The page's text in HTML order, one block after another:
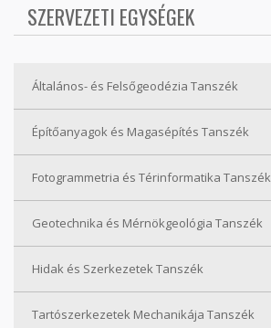
SZERVEZETI EGYSÉGEK
Általános- és Felsőgeodézia Tanszék
Építőanyagok és Magasépítés Tanszék
Fotogrammetria és Térinformatika Tanszék
Geotechnika és Mérnökgeológia Tanszék
Hidak és Szerkezetek Tanszék
Tartószerkezetek Mechanikája Tanszék